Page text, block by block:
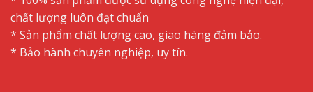
chất lượng luôn đạt chuẩn
* Sản phẩm chất lượng cao, giao hàng đảm bảo.
* Bảo hành chuyên nghiệp, uy tín.